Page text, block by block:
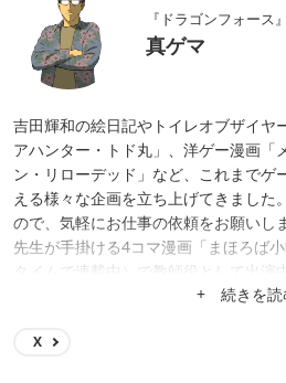
『ドラゴンフォース
真ゲマ
吉田輝和の絵日記やトイレオブザイヤ
アハンター・トド丸」、洋ゲー漫画「
ン・リローデッド」など、これまでゲ
える様々な企画を立ち上げてきました
ので、気軽にお仕事の依頼をお願いし
先生が手掛ける4コマ漫画「まほろば
タイムで連載中）で教師役として出演
+ 続きを読
X